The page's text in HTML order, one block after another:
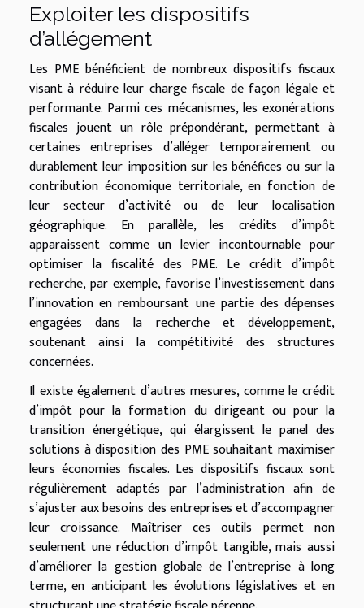
Exploiter les dispositifs
d’allégement
Les PME bénéficient de nombreux dispositifs fiscaux
visant à réduire leur charge fiscale de façon légale et
performante. Parmi ces mécanismes, les exonérations
fiscales jouent un rôle prépondérant, permettant à
certaines entreprises d’alléger temporairement ou
durablement leur imposition sur les bénéfices ou sur la
contribution économique territoriale, en fonction de
leur secteur d’activité ou de leur localisation
géographique. En parallèle, les crédits d’impôt
apparaissent comme un levier incontournable pour
optimiser la fiscalité des PME. Le crédit d’impôt
recherche, par exemple, favorise l’investissement dans
l’innovation en remboursant une partie des dépenses
engagées dans la recherche et développement,
soutenant ainsi la compétitivité des structures
concernées.
Il existe également d’autres mesures, comme le crédit
d’impôt pour la formation du dirigeant ou pour la
transition énergétique, qui élargissent le panel des
solutions à disposition des PME souhaitant maximiser
leurs économies fiscales. Les dispositifs fiscaux sont
régulièrement adaptés par l’administration afin de
s’ajuster aux besoins des entreprises et d’accompagner
leur croissance. Maîtriser ces outils permet non
seulement une réduction d’impôt tangible, mais aussi
d’améliorer la gestion globale de l’entreprise à long
terme, en anticipant les évolutions législatives et en